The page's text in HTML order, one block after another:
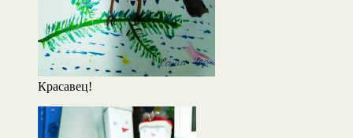
Красавец!